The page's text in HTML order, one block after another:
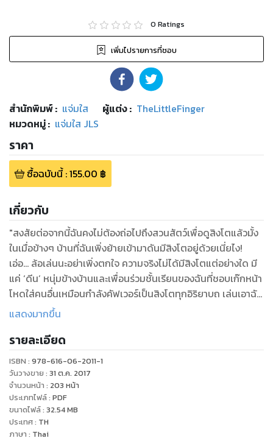
0 Ratings
เพิ่มไปรายการที่ชอบ
สำนักพิมพ์: แจ่มใส ผู้แต่ง : TheLittleFinger
หมวดหมู่: แจ่มใส JLS
ราคา
ซื้อฉบับนี้:155.00 ฿
เกี่ยวกับ
"สงสัยต่อจากนี้ฉันคงไม่ต้องถ่อไปถึงสวนสัตว์เพื่อดูสิงโตแล้วมั้ง
ในเมื่อข้างๆ บ้านที่ฉันเพิ่งย้ายเข้ามาดันมีสิงโตอยู่ด้วยเนี่ยไง!
เอ่อ... ล้อเล่นนะอย่าเพิ่งตกใจ ความจริงไม่ได้มีสิงโตแต่อย่างใด มี
แค่ ‘ดีน’ หนุ่มข้างบ้านและเพื่อนร่วมชั้นเรียนของฉันที่ชอบเก๊กหน้า
โหดใส่คนอื่นเหมือนกำลังคัฟเวอร์เป็นสิงโตทุกอิริยาบถ เล่นเอาฉัน
อดกลัวไม่ได้เลยล่ะว่าถ้าทำอะไรให้เขา’รมณ์บ่จอยขึ้นมาอาจจะโดน
ยัง... เท่านั้นยังอยู่ยากไม่พออีกชีวิต จู่ๆ ก็เกิดเรื่องให้ฉันถูกกล่าว
หาว่าโรคจิต O_O และเพื่อแก้ต่างความเข้าใจผิดฉันจึงมาเป็น
สตาฟฟ์ของชมรมยูโดแบบไม่มีสิทธิ์ต่อรอง ต้องทำงานรับใช้
นักกีฬาสารพัดแถมยังมีพวกบ้าคอยรังแกขัดขา แต่มันน่าแปลก
ตรงที่เวลาฉันเจอปัญหาทีไรนายดีนหน้าดุเยี่ยงสิงโตนั่นกลับโผล่
มาช่วยไว้ได้เสมอ จน ‘เดซี่’ คนนี้เริ่มสับสนแล้วว่าควรจะรู้สึกยัง
ไง... จะระแวง? จะกลัวใจ? หรือจะหวั่นไหวกับเขาดี!"
แสดงมากขึ้น
รายละเอียด
ISBN : 978-616-06-2011-1
วันวางขาย : 31 ต.ค. 2017
จำนวนหน้า : 203 หน้า
ประเภทไฟล์: PDF
ขนาดไฟล์: 32.54MB
ประเทศ: TH
ภาษา : Thai